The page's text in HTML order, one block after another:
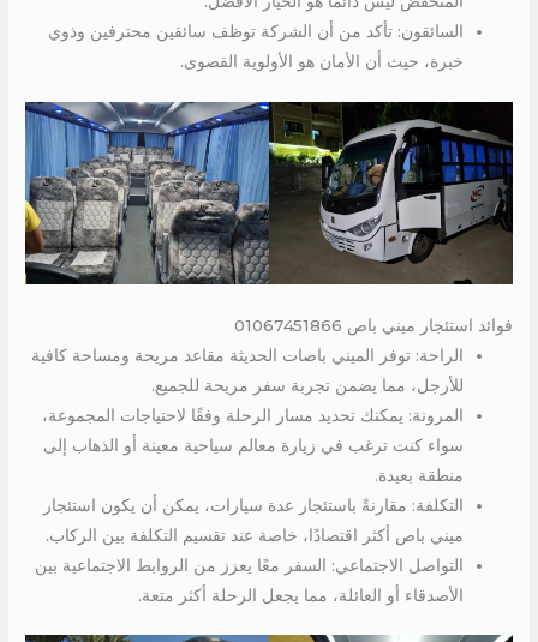
السائقون: تأكد من أن الشركة توظف سائقين محترفين وذوي
خبرة، حيث أن الأمان هو الأولوية القصوى.
فوائد استئجار ميني باص 01067451866
الراحة: توفر الميني باصات الحديثة مقاعد مريحة ومساحة كافية
للأرجل، مما يضمن تجربة سفر مريحة للجميع.
المرونة: يمكنك تحديد مسار الرحلة وفقًا لاحتياجات المجموعة،
سواء كنت ترغب في زيارة معالم سياحية معينة أو الذهاب إلى
منطقة بعيدة.
التكلفة: مقارنةً باستئجار عدة سيارات، يمكن أن يكون استئجار
ميني باص أكثر اقتصادًا، خاصة عند تقسيم التكلفة بين الركاب.
التواصل الاجتماعي: السفر معًا يعزز من الروابط الاجتماعية بين
الأصدقاء أو العائلة، مما يجعل الرحلة أكثر متعة.